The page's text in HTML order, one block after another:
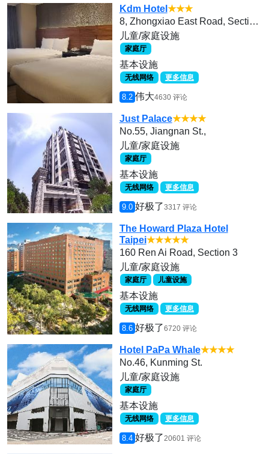
Kdm Hotel ★★★
8, Zhongxiao East Road, Section 3, Daan District 10652, Taipei, Taiwan
儿童/家庭设施
家庭厅
基本设施
无线网络 更多信息
8.2 伟大4630 评论
Just Palace★★★★
No.55, Jiangnan St.,
儿童/家庭设施
家庭厅
基本设施
无线网络 更多信息
9.0 好极了3317 评论
The Howard Plaza Hotel
Taipei★★★★★
160 Ren Ai Road, Section 3
儿童/家庭设施
家庭厅 儿童设施
基本设施
无线网络 更多信息
8.6 好极了6720 评论
Hotel PaPa Whale★★★★
No.46, Kunming St.
儿童/家庭设施
家庭厅
基本设施
无线网络 更多信息
8.4 好极了20601 评论